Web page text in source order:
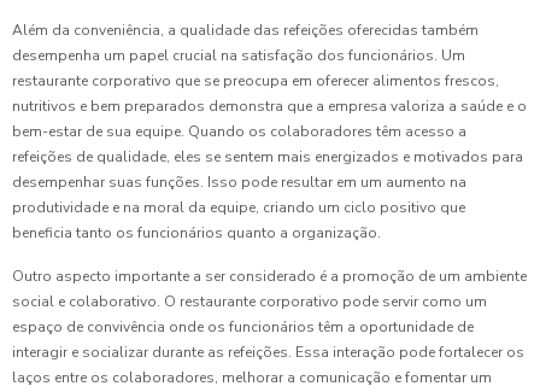
Além da conveniência, a qualidade das refeições oferecidas também
desempenha um papel crucial na satisfação dos funcionários. Um
restaurante corporativo que se preocupa em oferecer alimentos frescos,
nutritivos e bem preparados demonstra que a empresa valoriza a saúde e o
bem-estar de sua equipe. Quando os colaboradores têm acesso a
refeições de qualidade, eles se sentem mais energizados e motivados para
desempenhar suas funções. Isso pode resultar em um aumento na
produtividade e na moral da equipe, criando um ciclo positivo que
beneficia tanto os funcionários quanto a organização.
Outro aspecto importante a ser considerado é a promoção de um ambiente
social e colaborativo. O restaurante corporativo pode servir como um
espaço de convivência onde os funcionários têm a oportunidade de
interagir e socializar durante as refeições. Essa interação pode fortalecer os
laços entre os colaboradores, melhorar a comunicação e fomentar um